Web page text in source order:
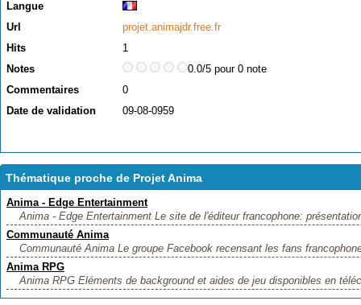
Langue
Url
projet.animajdr.free.fr
Hits
1
Notes
0.0/5 pour 0 note
Commentaires
0
Date de validation
09-08-0959
Thématique proche de Projet Anima
Anima - Edge Entertainment
Anima - Edge Entertainment Le site de l'éditeur francophone:
Communauté Anima
Communauté Anima Le groupe Facebook recensant les fans
Anima RPG
Anima RPG Eléments de background et aides de jeu disponibles en